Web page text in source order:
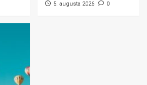
5. augusta 2026
0